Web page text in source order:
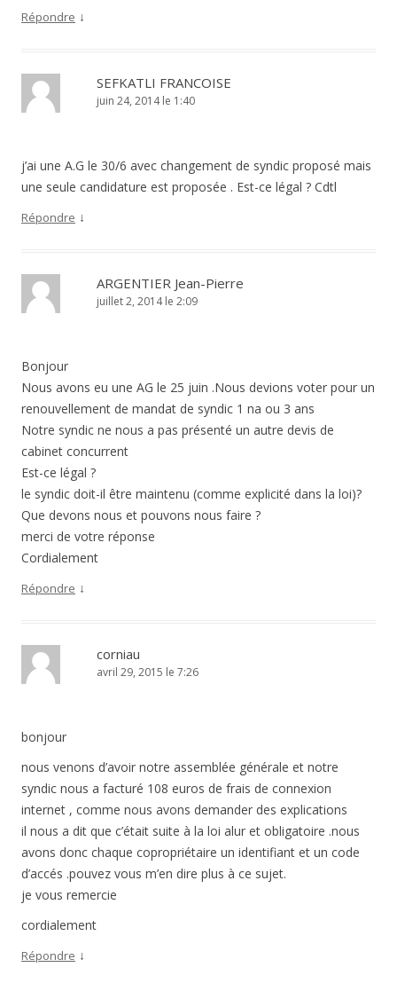
Répondre ↓
SEFKATLI FRANCOISE
juin 24, 2014 le 1:40
j’ai une A.G le 30/6 avec changement de syndic proposé mais
une seule candidature est proposée . Est-ce légal ? Cdtl
Répondre ↓
ARGENTIER Jean-Pierre
juillet 2, 2014 le 2:09
Bonjour
Nous avons eu une AG le 25 juin .Nous devions voter pour un
renouvellement de mandat de syndic 1 na ou 3 ans
Notre syndic ne nous a pas présenté un autre devis de
cabinet concurrent
Est-ce légal ?
le syndic doit-il être maintenu (comme explicité dans la loi)?
Que devons nous et pouvons nous faire ?
merci de votre réponse
Cordialement
Répondre ↓
corniau
avril 29, 2015 le 7:26
bonjour
nous venons d’avoir notre assemblée générale et notre
syndic nous a facturé 108 euros de frais de connexion
internet , comme nous avons demander des explications
il nous a dit que c’était suite à la loi alur et obligatoire .nous
avons donc chaque copropriétaire un identifiant et un code
d’accés .pouvez vous m’en dire plus à ce sujet.
je vous remercie
cordialement
Répondre ↓